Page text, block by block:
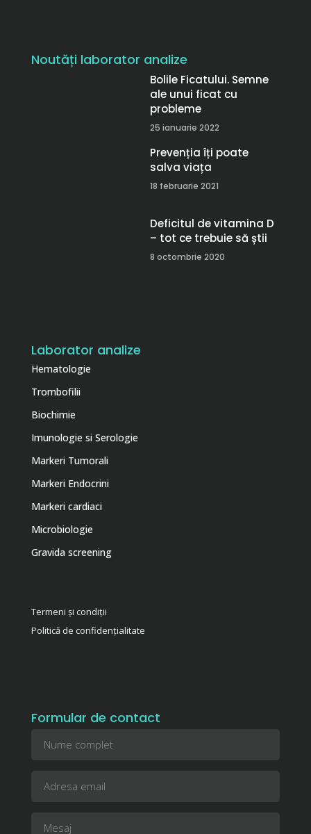
Noutăți laborator analize
Bolile Ficatului. Semne
ale unui ficat cu
probleme
25 ianuarie 2022
Prevenția îți poate
salva viața
18 februarie 2021
Deficitul de vitamina D
– tot ce trebuie să știi
8 octombrie 2020
Laborator analize
Hematologie
Trombofilii
Biochimie
Imunologie si Serologie
Markeri Tumorali
Markeri Endocrini
Markeri cardiaci
Microbiologie
Gravida screening
Termeni și condiții
Politică de confidențialitate
Formular de contact